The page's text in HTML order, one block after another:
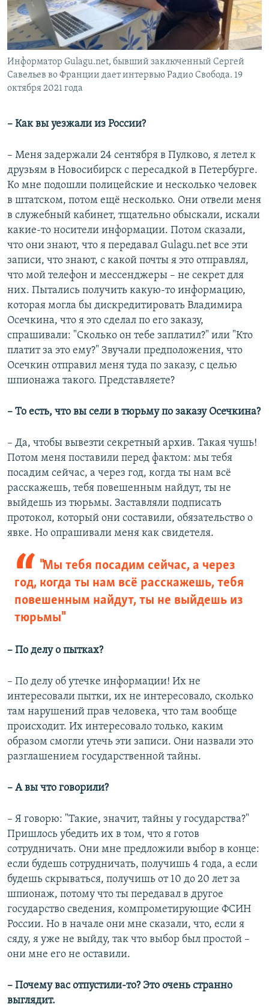
Информатор Gulagu.net, бывший заключенный Сергей
Савельев во Франции дает интервью Радио Свобода. 19
октября 2021 года
– Как вы уезжали из России?
– Меня задержали 24 сентября в Пулково, я летел к
друзьям в Новосибирск с пересадкой в Петербурге.
Ко мне подошли полицейские и несколько человек
в штатском, потом ещё несколько. Они отвели меня
в служебный кабинет, тщательно обыскали, искали
какие-то носители информации. Потом сказали,
что они знают, что я передавал Gulagu.net все эти
записи, что знают, с какой почты я это отправлял,
что мой телефон и мессенджеры – не секрет для
них. Пытались получить какую-то информацию,
которая могла бы дискредитировать Владимира
Осечкина, что я это сделал по его заказу,
спрашивали: "Сколько он тебе заплатил?" или "Кто
платит за это ему?" Звучали предположения, что
Осечкин отправил меня туда по заказу, с целью
шпионажа такого. Представляете?
– То есть, что вы сели в тюрьму по заказу Осечкина?
– Да, чтобы вывезти секретный архив. Такая чушь!
Потом меня поставили перед фактом: мы тебя
посадим сейчас, а через год, когда ты нам всё
расскажешь, тебя повешенным найдут, ты не
выйдешь из тюрьмы. Заставляли подписать
протокол, который они составили, обязательство о
явке. Но опрашивали меня как свидетеля.
"Мы тебя посадим сейчас, а через
год, когда ты нам всё расскажешь, тебя
повешенным найдут, ты не выйдешь из
тюрьмы"
– По делу о пытках?
– По делу об утечке информации! Их не
интересовали пытки, их не интересовало, сколько
там нарушений прав человека, что там вообще
происходит. Их интересовало только, каким
образом смогли утечь эти записи. Они назвали это
разглашением государственной тайны.
– А вы что говорили?
– Я говорю: "Такие, значит, тайны у государства?"
Пришлось убедить их в том, что я готов
сотрудничать. Они мне предложили выбор в конце:
если будешь сотрудничать, получишь 4 года, а если
будешь скрываться, получишь от 10 до 20 лет за
шпионаж, потому что ты передавал в другое
государство сведения, компрометирующие ФСИН
России. Но в начале они мне сказали, что, если я
сяду, я уже не выйду, так что выбор был простой –
они мне его не оставили.
– Почему вас отпустили-то? Это очень странно
выглядит.